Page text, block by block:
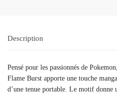
Description
Pensé pour les passionnés de
Flame Burst apporte une touche
d’une tenue portable. Le motif donne